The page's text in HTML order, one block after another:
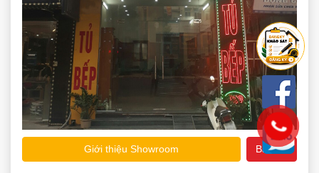
Giới thiệu Showroom Bản đồ